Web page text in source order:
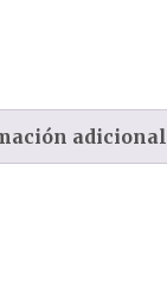
adicional